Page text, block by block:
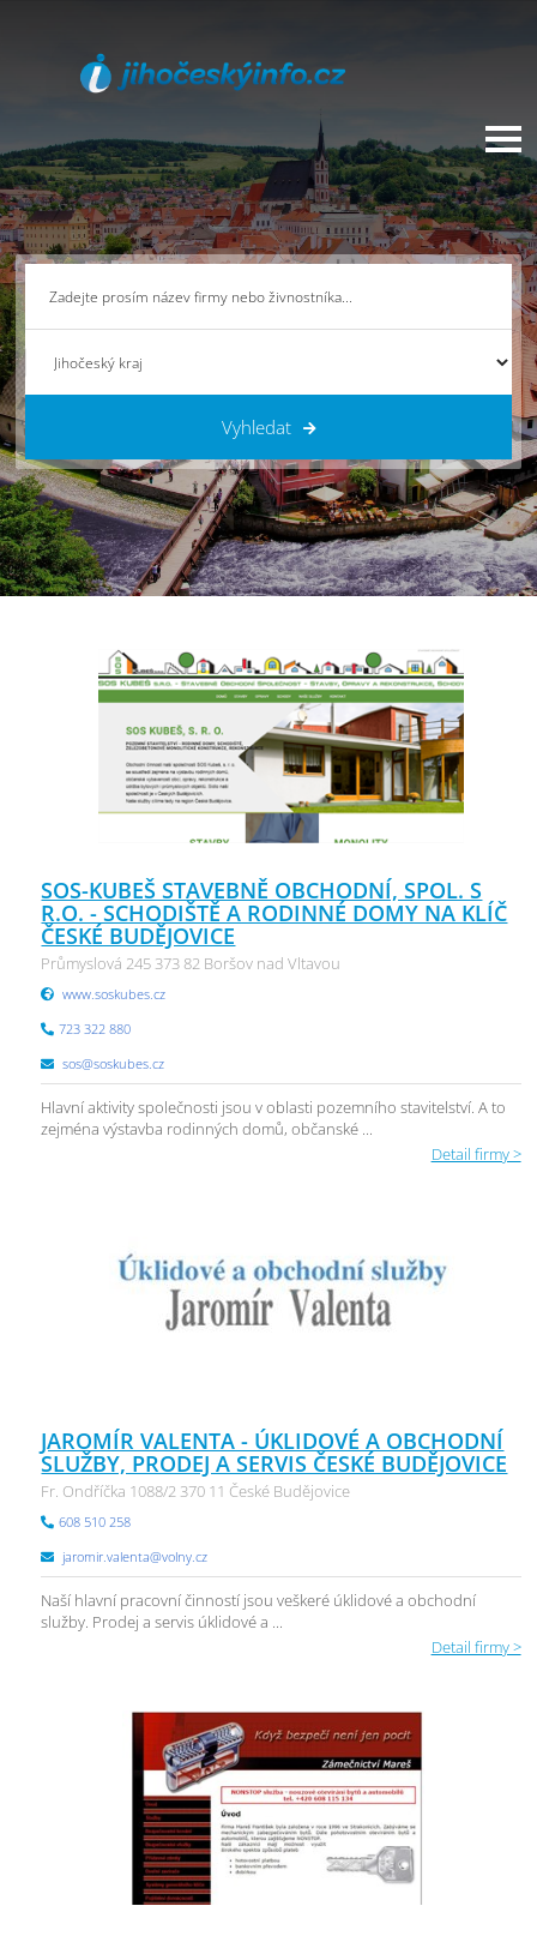
Vyhledat
SOS-KUBEŠ STAVEBNĚ OBCHODNÍ, SPOL. S
R.O. - SCHODIŠTĚ A RODINNÉ DOMY NA KLÍČ
ČESKÉ BUDĚJOVICE
Průmyslová 245 373 82 Boršov nad Vltavou
www.soskubes.cz
723 322 880
sos@soskubes.cz
Hlavní aktivity společnosti jsou v oblasti pozemního stavitelství. A to
zejména výstavba rodinných domů, občanské ...
Detail firmy >
JAROMÍR VALENTA - ÚKLIDOVÉ A OBCHODNÍ
SLUŽBY, PRODEJ A SERVIS ČESKÉ BUDĚJOVICE
Fr. Ondříčka 1088/2 370 11 České Budějovice
608 510 258
jaromir.valenta@volny.cz
Naší hlavní pracovní činností jsou veškeré úklidové a obchodní
služby. Prodej a servis úklidové a ...
Detail firmy >